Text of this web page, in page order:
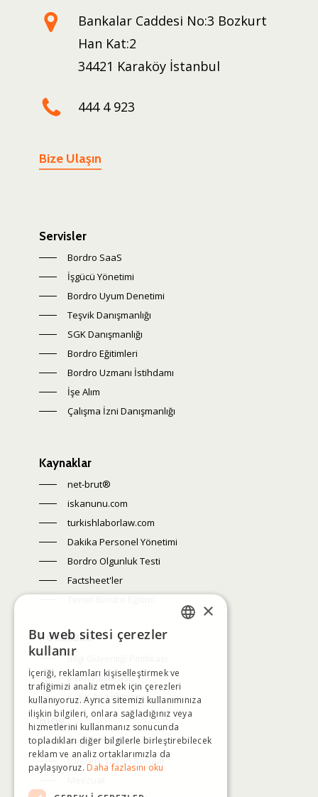
Bankalar Caddesi No:3 Bozkurt
Han Kat:2
34421 Karaköy İstanbul
444 4 923
Bize Ulaşın
Servisler
Bordro SaaS
İşgücü Yönetimi
Bordro Uyum Denetimi
Teşvik Danışmanlığı
SGK Danışmanlığı
Bordro Eğitimleri
Bordro Uzmanı İstihdamı
İşe Alım
Çalışma İzni Danışmanlığı
Kaynaklar
net-brut®
iskanunu.com
turkishlaborlaw.com
Dakika Personel Yönetimi
Bordro Olgunluk Testi
Factsheet'ler
Politikalar
Bilgi Güvenliği Politikası
KVKK Politikası
KVKK Aydınlatma
Blog
Değişim Yelpazesi
İşvereni Yakan Sorular
×
Bu web sitesi çerezler
kullanır
İçeriği, reklamları kişiselleştirmek ve
trafiğimizi analiz etmek için çerezleri
kullanıyoruz. Ayrıca sitemizi kullanımınıza
ilişkin bilgileri, onlara sağladığınız veya
hizmetlerini kullanmanız sonucunda
topladıkları diğer bilgilerle birleştirebilecek
reklam ve analiz ortaklarımızla da
paylaşıyoruz. Daha fazlasını oku